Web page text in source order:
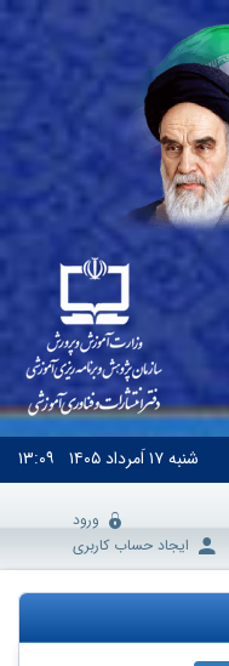
شنبه۱۷ اَمرداد ۱۴۰۵ ۱۳:۰۹
ورود
ایجاد حساب کاربری